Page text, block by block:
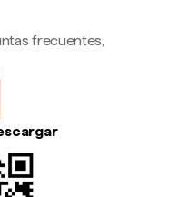
frecuentes,